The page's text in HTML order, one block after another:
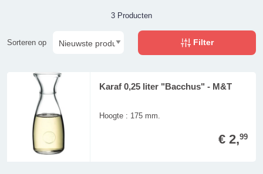
3 Producten
Sorteren op Filter
Karaf 0,25 liter "Bacchus" - M&T
Hoogte : 175 mm.
€ 2,99